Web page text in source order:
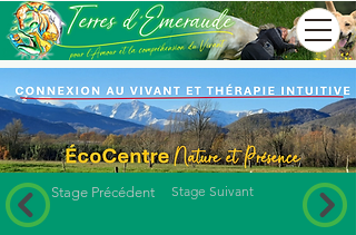
Stage Précédent Stage Suivant